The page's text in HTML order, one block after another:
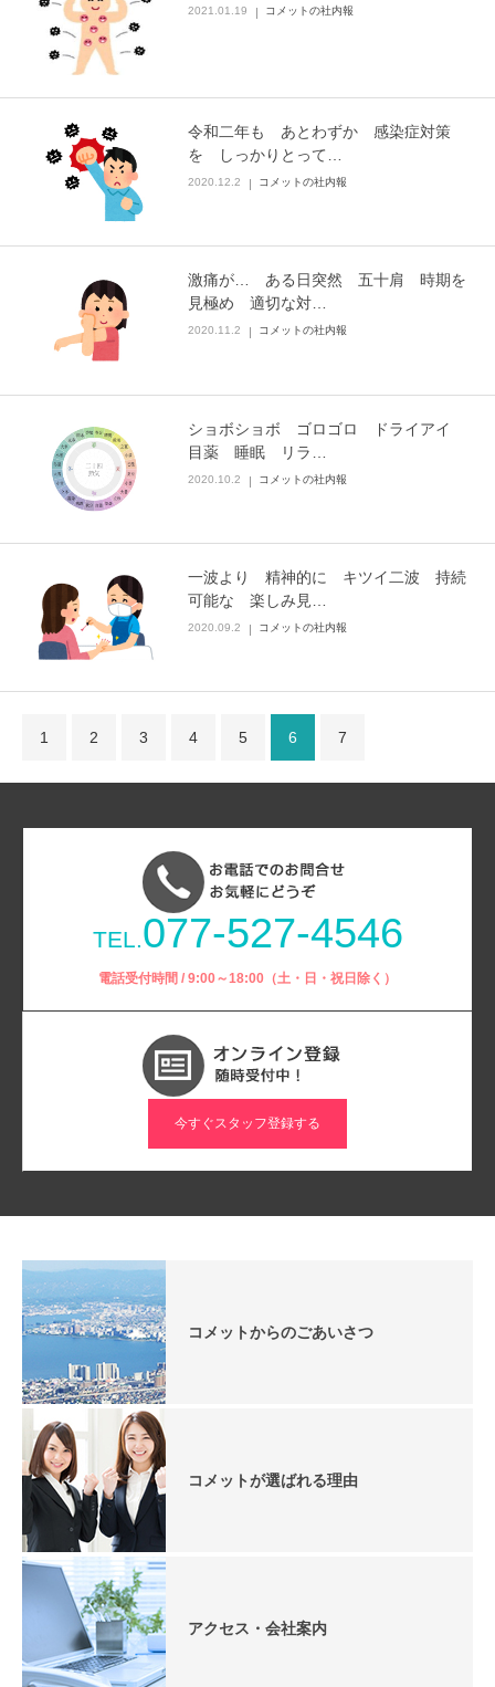
2021.01.19 コメットの社内報
令和二年も あとわずか 感染症対策
を しっかりとって…
2020.12.2 コメットの社内報
激痛が… ある日突然 五十肩 時期を
見極め 適切な対…
2020.11.2 コメットの社内報
ショボショボ ゴロゴロ ドライアイ
目薬 睡眠 リラ…
2020.10.2 コメットの社内報
一波より 精神的に キツイ二波 持続
可能な 楽しみ見…
2020.09.2 コメットの社内報
1 2 3 4 5 6 7
TEL.077-527-4546
電話受付時間 / 9:00～18:00（土・日・祝日除く）
今すぐスタッフ登録する
コメットからのごあいさつ
コメットが選ばれる理由
アクセス・会社案内